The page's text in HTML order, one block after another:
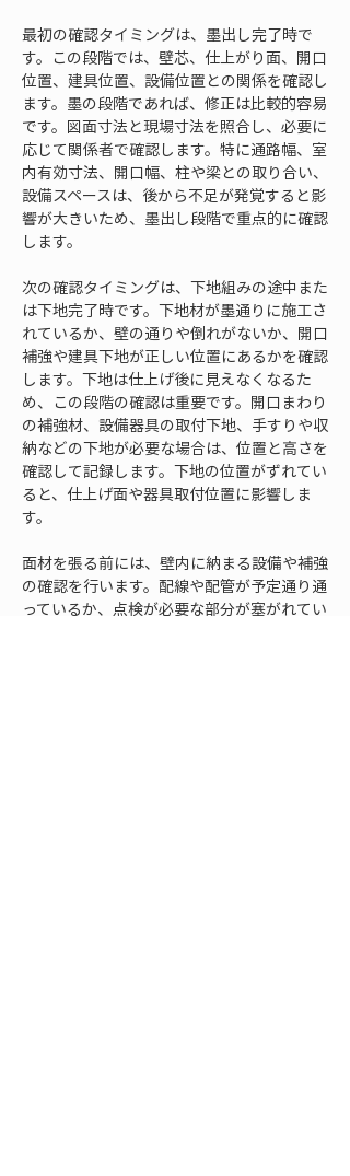
最初の確認タイミングは、墨出し完了時で
す。この段階では、壁芯、仕上がり面、開口
位置、建具位置、設備位置との関係を確認し
ます。墨の段階であれば、修正は比較的容易
です。図面寸法と現場寸法を照合し、必要に
応じて関係者で確認します。特に通路幅、室
内有効寸法、開口幅、柱や梁との取り合い、
設備スペースは、後から不足が発覚すると影
響が大きいため、墨出し段階で重点的に確認
します。
次の確認タイミングは、下地組みの途中また
は下地完了時です。下地材が墨通りに施工さ
れているか、壁の通りや倒れがないか、開口
補強や建具下地が正しい位置にあるかを確認
します。下地は仕上げ後に見えなくなるた
め、この段階の確認は重要です。開口まわり
の補強材、設備器具の取付下地、手すりや収
納などの下地が必要な場合は、位置と高さを
確認して記録します。下地の位置がずれてい
ると、仕上げ面や器具取付位置に影響しま
す。
面材を張る前には、壁内に納まる設備や補強
の確認を行います。配線や配管が予定通り通
っているか、点検が必要な部分が塞がれてい